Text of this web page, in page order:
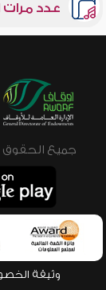
عدد
جميع الحقوق محفوظة ©
وثيقة